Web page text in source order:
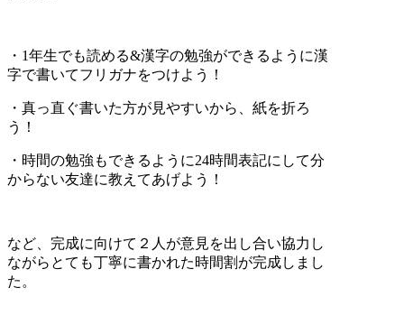
・1年生でも読める&漢字の勉強ができるように漢
字で書いてフリガナをつけよう！
・真っ直ぐ書いた方が見やすいから、紙を折ろ
う！
・時間の勉強もできるように24時間表記にして分
からない友達に教えてあげよう！
など、完成に向けて２人が意見を出し合い協力し
ながらとても丁寧に書かれた時間割が完成しまし
た。